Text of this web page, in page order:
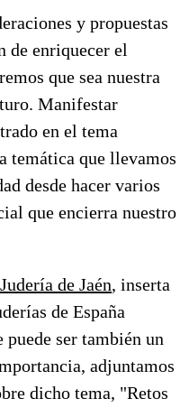
y propuestas
de enriquecer el
que sea nuestra
Manifestar
en el tema
temática que llevamos
desde hacer varios
que encierra nuestro
Judería de Jaén, inserta
de España
ser también un
adjuntamos
dicho tema, "Retos